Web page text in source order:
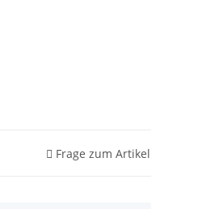
Frage zum Artikel